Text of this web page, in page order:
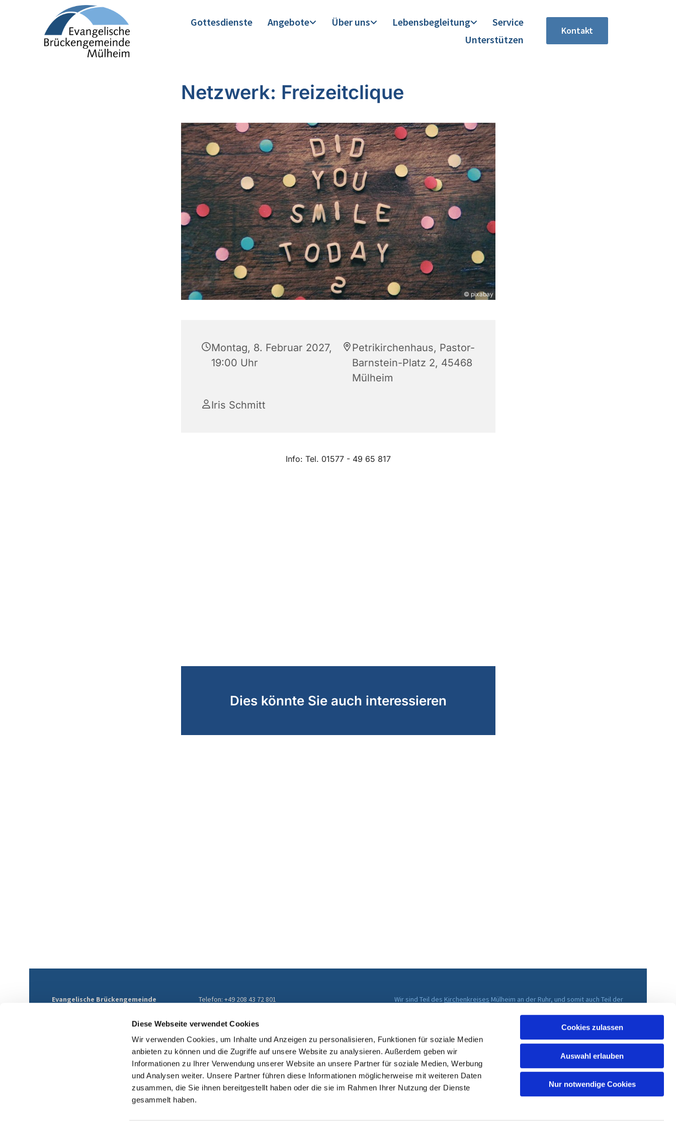
Diese Webseite verwendet Cookies
Wir verwenden Cookies, um Inhalte und Anzeigen zu personalisieren, Funktionen für soziale Medien
anbieten zu können und die Zugriffe auf unsere Website zu analysieren. Außerdem geben wir
Informationen zu Ihrer Verwendung unserer Website an unsere Partner für soziale Medien, Werbung
und Analysen weiter. Unsere Partner führen diese Informationen möglicherweise mit weiteren Daten
zusammen, die Sie ihnen bereitgestellt haben oder die sie im Rahmen Ihrer Nutzung der Dienste
gesammelt haben.
Cookies zulassen
Auswahl erlauben
Nur notwendige Cookies
Gottesdienste Angebote Über uns Lebensbegleitung
Service
Unterstützen
Kontakt
Netzwerk: Freizeitclique
© pixabay
Montag, 8. Februar 2027,
19:00 Uhr
Petrikirchenhaus, Pastor-
Barnstein-Platz 2, 45468
Mülheim
Iris Schmitt
Info: Tel. 01577 - 49 65 817
Dies könnte Sie auch interessieren
Evangelische Brückengemeinde
Telefon: +49 208 43 72 801
ev-brueckengemeinde@kirche-muelheim.de
Wir sind Teil des Kirchenkreises Mülheim an der Ruhr, und somit auch Teil der
Impressum Datenschutzerklärung ChurchDesk-Login